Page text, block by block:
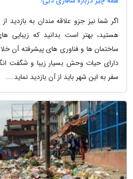
اگر شما نیز جزو علاقه مندان به
هستید، بهتر است بدانید که زیبایی
ساختمان ها و فناوری های پیشرفته آن
دارای حیات وحش بسیار زیبا و شگفت
سفر به این شهر باید از آن بازدید نماید....